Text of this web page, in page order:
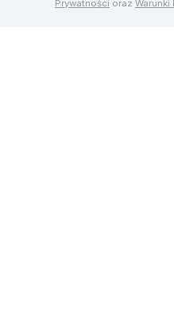
Prywatności oraz Warunki